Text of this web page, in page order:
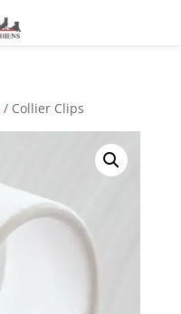
/ Collier Clips